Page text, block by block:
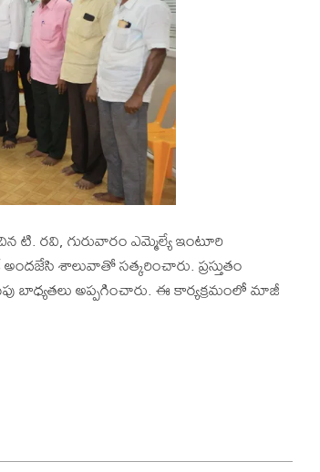
టి. రవి, గురువారం ఎమ్మెల్యే ఇంటూరి
శాలువాతో సత్కరించారు. ప్రస్తుతం
బాధ్యతలు అప్పగించారు. ఈ కార్యక్రమంలో మాజీ